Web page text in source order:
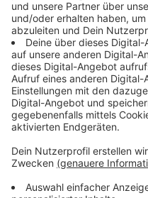
Anzeige
Gut gelaunt und
Im Kreis Coesfeld wach
Kiepenkerl Morgenteam.
Radio Kiepenkerl
und bestens informiert in